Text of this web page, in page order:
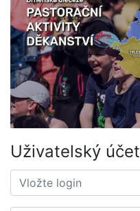
Uživatelský účet